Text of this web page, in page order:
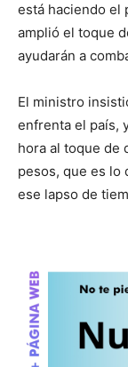
está haciendo el
amplió el toque
ayudarán a
El ministro
enfrenta el país,
hora al toque de
pesos, que es lo
ese lapso de